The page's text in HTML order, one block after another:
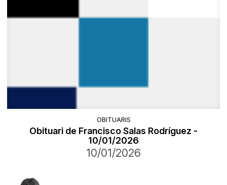
OBITUARIS
Obituari de Francisco Salas Rodríguez -
10/01/2026
10/01/2026